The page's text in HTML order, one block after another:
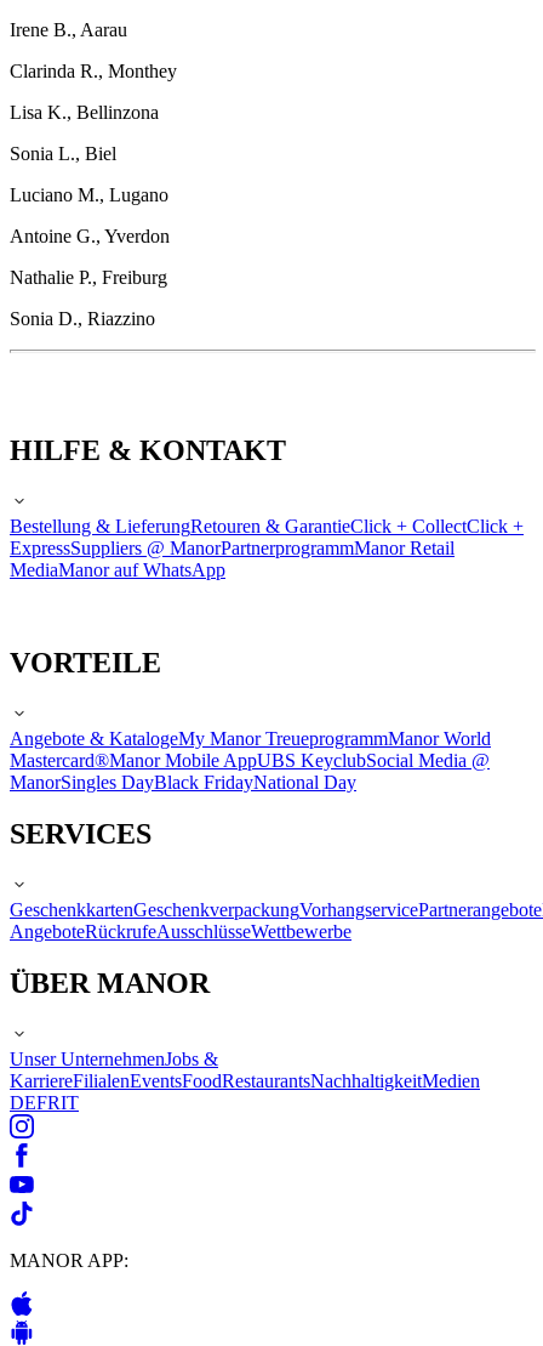
Irene B., Aarau
Clarinda R., Monthey
Lisa K., Bellinzona
Sonia L., Biel
Luciano M., Lugano
Antoine G., Yverdon
Nathalie P., Freiburg
Sonia D., Riazzino
HILFE & KONTAKT
Bestellung & LieferungRetouren & GarantieClick + CollectClick +
ExpressSuppliers @ ManorPartnerprogrammManor Retail
MediaManor auf WhatsApp
VORTEILE
Angebote & KatalogeMy Manor TreueprogrammManor World
Mastercard®Manor Mobile AppUBS KeyclubSocial Media @
ManorSingles DayBlack FridayNational Day
SERVICES
GeschenkkartenGeschenkverpackungVorhangservicePartnerangebote
AngeboteRückrufeAusschlüsseWettbewerbe
ÜBER MANOR
Unser UnternehmenJobs &
KarriereFilialenEventsFoodRestaurantsNachhaltigkeitMedien
DEFRIT
MANOR APP: